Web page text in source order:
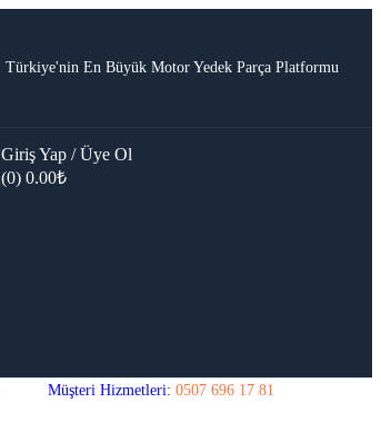
Türkiye'nin En Büyük Motor Yedek Parça Platformu
Giriş Yap / Üye Ol
(0) 0.00₺
Müşteri Hizmetleri: 0507 696 17 81